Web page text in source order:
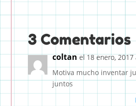
3 Comentarios
coltan el 18 enero, 2017
Motiva mucho inventar
juntos